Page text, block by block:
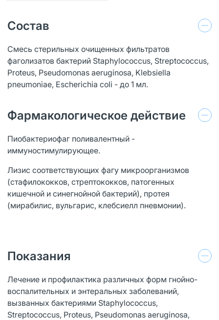
Состав
Смесь стерильных очищенных фильтратов
фаголизатов бактерий Staphylococcus, Streptococcus,
Proteus, Pseudomonas aeruginosa, Klebsiella
pneumoniae, Escherichia coli - до 1 мл.
Фармакологическое действие
Пиобактериофаг поливалентный -
иммуностимулирующее.
Лизис соответствующих фагу микроорганизмов
(стафилококков, стрептококков, патогенных
кишечной и синегнойной бактерий), протея
(мирабилис, вульгарис, клебсиелл пневмонии).
Показания
Лечение и профилактика различных форм гнойно-
воспалительных и энтеральных заболеваний,
вызванных бактериями Staphylococcus,
Streptococcus, Proteus, Pseudomonas aeruginosa,